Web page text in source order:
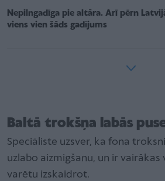
Nepilngadīga pie altāra. Arī pērn
viens vien šāds gadījums
Baltā trokšņa labās
Speciāliste uzsver, ka fona
uzlabo aizmigšanu, un ir vairākas
varētu izskaidrot.